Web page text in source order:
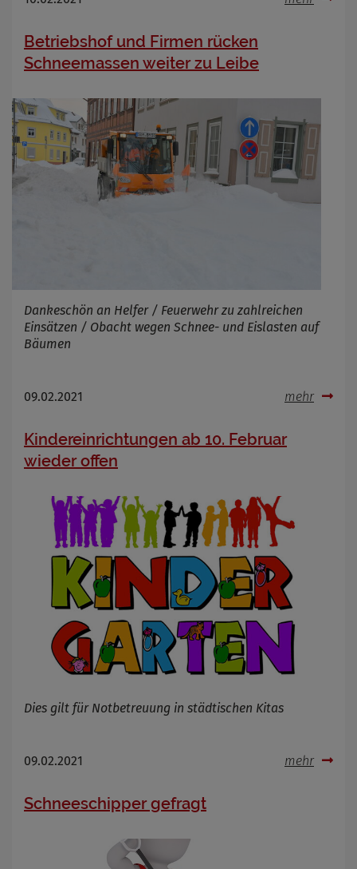
Betriebshof und Firmen rücken
Schneemassen weiter zu Leibe
Dankeschön an Helfer / Feuerwehr zu zahlreichen
Einsätzen / Obacht wegen Schnee- und Eislasten auf
Bäumen
09.02.2021 mehr
Kindereinrichtungen ab 10. Februar
wieder offen
Dies gilt für Notbetreuung in städtischen Kitas
09.02.2021 mehr
Schneeschipper gefragt